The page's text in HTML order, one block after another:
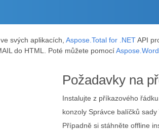
svých aplikacích, Aspose.Total for .NETAPI
do HTML. Poté můžete pomocí
Požadavky na
Instalujte z příkazového
konzoly Správce balíčků
Případně si stáhněte offline